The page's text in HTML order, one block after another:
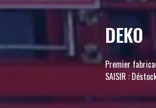
DEKO
Premier
SAISIR :